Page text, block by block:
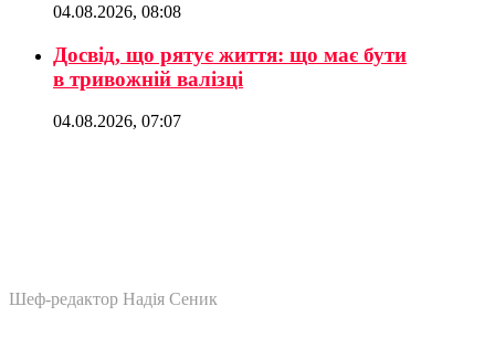
04.08.2026, 08:08
Досвід, що рятує життя: що має бути
в тривожній валізці
04.08.2026, 07:07
Шеф-редактор Надія Сеник